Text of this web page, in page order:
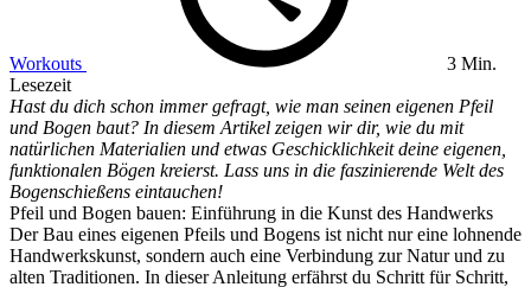
Workouts
3 Min.
Lesezeit
Hast du dich schon immer gefragt, wie man seinen eigenen Pfeil
und Bogen baut? In diesem Artikel zeigen wir dir, wie du mit
natürlichen Materialien und etwas Geschicklichkeit deine eigenen,
funktionalen Bögen kreierst. Lass uns in die faszinierende Welt des
Bogenschießens eintauchen!
Pfeil und Bogen bauen: Einführung in die Kunst des Handwerks
Der Bau eines eigenen Pfeils und Bogens ist nicht nur eine lohnende
Handwerkskunst, sondern auch eine Verbindung zur Natur und zu
alten Traditionen. In dieser Anleitung erfährst du Schritt für Schritt,